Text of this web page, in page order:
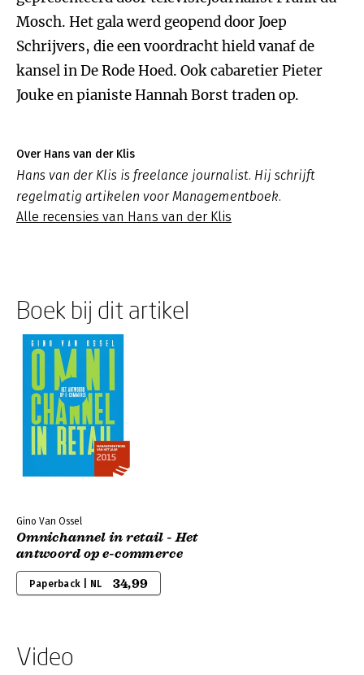
Mosch. Het gala werd geopend door Joep
Schrijvers, die een voordracht hield vanaf de
kansel in De Rode Hoed. Ook cabaretier Pieter
Jouke en pianiste Hannah Borst traden op.
Over Hans van der Klis
Hans van der Klis is freelance journalist. Hij schrijft
regelmatig artikelen voor Managementboek.
Alle recensies van Hans van der Klis
Boek bij dit artikel
Gino Van Ossel
Omnichannel in retail - Het
antwoord op e-commerce
Paperback | NL 34,99
Video